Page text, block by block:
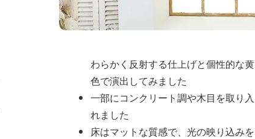
つようデザインされています。
わらかく反射する仕上げと個性的な黄
色で演出してみました
一部にコンクリート調や木目を取り入
れました
床はマットな質感で、光の映り込みを